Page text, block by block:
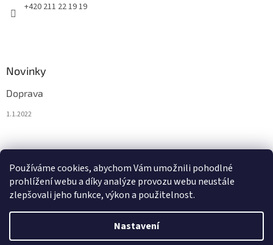
Používáme cookies, abychom Vám umožnili pohodlné
prohlížení webu a díky analýze provozu webu neustále
zlepšovali jeho funkce, výkon a použitelnost.
Nastavení
+420 211 22 19 19
Novinky
Doprava
1.1.2022
0KS /0 KČ
Vytvořil Shoptet